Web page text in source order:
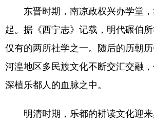
东晋时期，南凉政权兴办学堂，
起。据《西宁志》记载，明代碾伯
仅有的两所社学之一。随后的历朝
河湟地区多民族文化不断交汇交融，
深植乐都人的血脉之中。
明清时期，乐都的耕读文化迎来